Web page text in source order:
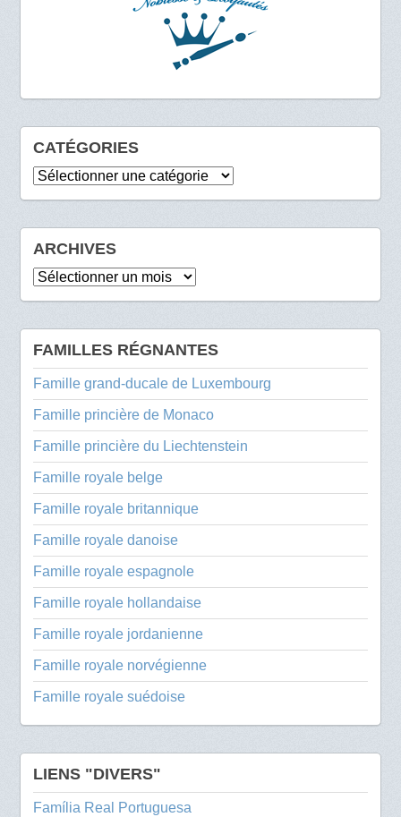
CATÉGORIES
Catégories
ARCHIVES
Archives
FAMILLES RÉGNANTES
Famille grand-ducale de Luxembourg
Famille princière de Monaco
Famille princière du Liechtenstein
Famille royale belge
Famille royale britannique
Famille royale danoise
Famille royale espagnole
Famille royale hollandaise
Famille royale jordanienne
Famille royale norvégienne
Famille royale suédoise
LIENS "DIVERS"
Família Real Portuguesa